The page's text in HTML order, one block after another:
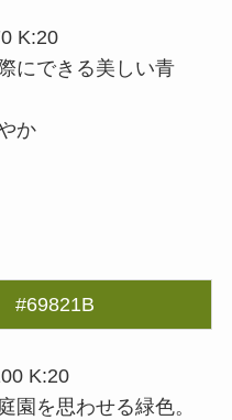
K:20
にできる美しい青
か
#69821B
K:20
園を思わせる緑色。